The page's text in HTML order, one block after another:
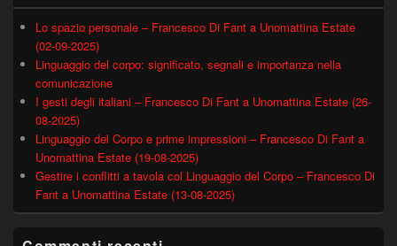
Lo spazio personale – Francesco Di Fant a Unomattina Estate
(02-09-2025)
Linguaggio del corpo: significato, segnali e importanza nella
comunicazione
I gesti degli italiani – Francesco Di Fant a Unomattina Estate (26-
08-2025)
Linguaggio del Corpo e prime impressioni – Francesco Di Fant a
Unomattina Estate (19-08-2025)
Gestire i conflitti a tavola col Linguaggio del Corpo – Francesco Di
Fant a Unomattina Estate (13-08-2025)